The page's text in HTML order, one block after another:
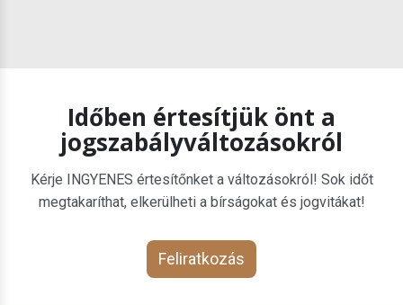
Időben értesítjük önt a
jogszabályváltozásokról
Kérje INGYENES értesítőnket a változásokról! Sok időt
megtakaríthat, elkerülheti a bírságokat és jogvitákat!
Feliratkozás